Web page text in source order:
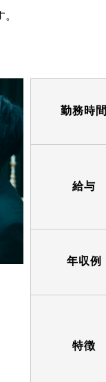
勤務時間
給与
年収例
特徴